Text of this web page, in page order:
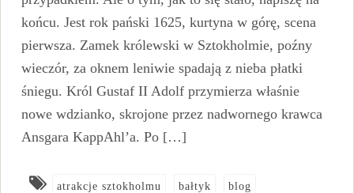
końcu. Jest rok pański 1625, kurtyna w górę, scena
pierwsza. Zamek królewski w Sztokholmie, poźny
wieczór, za oknem leniwie spadają z nieba płatki
śniegu. Król Gustaf II Adolf przymierza właśnie
nowe wdzianko, skrojone przez nadwornego krawca
Ansgara KappAhl’a. Po […]
atrakcje sztokholmu bałtyk blog